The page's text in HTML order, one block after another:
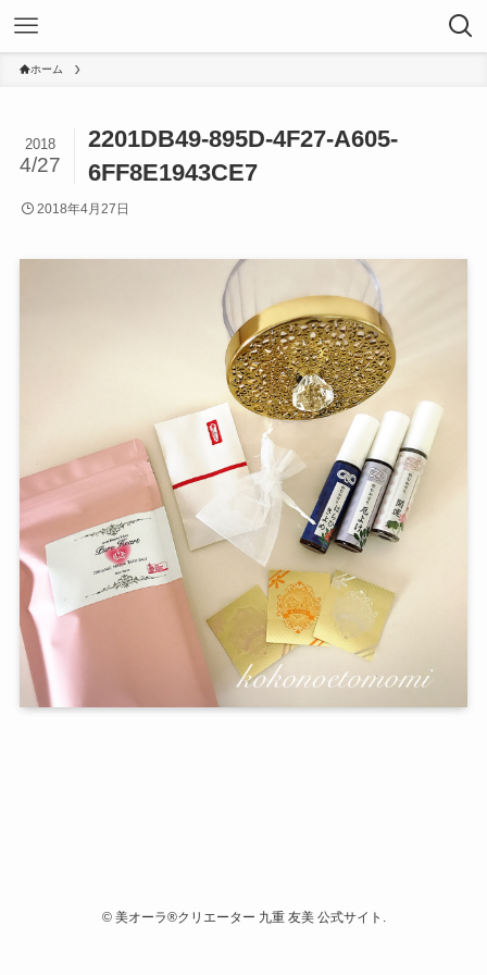
ホーム
2201DB49-895D-4F27-A605-
6FF8E1943CE7
2018
4/27
2018年4月27日
©美オーラ®クリエーター 九重 友美 公式サイト.